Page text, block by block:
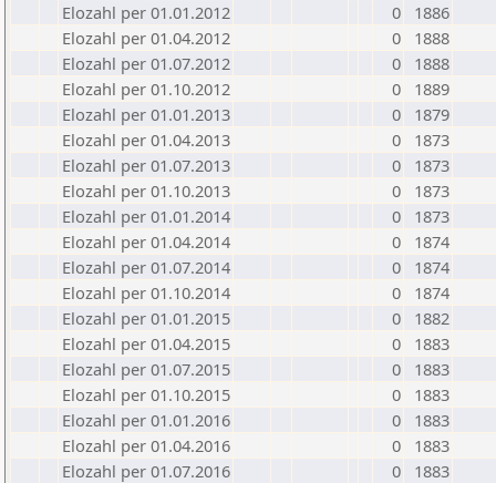
Elozahl per 01.01.2012
0
1886
Elozahl per 01.04.2012
0
1888
Elozahl per 01.07.2012
0
1888
Elozahl per 01.10.2012
0
1889
Elozahl per 01.01.2013
0
1879
Elozahl per 01.04.2013
0
1873
Elozahl per 01.07.2013
0
1873
Elozahl per 01.10.2013
0
1873
Elozahl per 01.01.2014
0
1873
Elozahl per 01.04.2014
0
1874
Elozahl per 01.07.2014
0
1874
Elozahl per 01.10.2014
0
1874
Elozahl per 01.01.2015
0
1882
Elozahl per 01.04.2015
0
1883
Elozahl per 01.07.2015
0
1883
Elozahl per 01.10.2015
0
1883
Elozahl per 01.01.2016
0
1883
Elozahl per 01.04.2016
0
1883
Elozahl per 01.07.2016
0
1883